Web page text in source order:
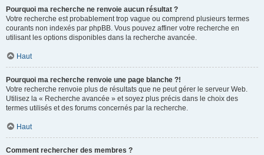
Pourquoi ma recherche ne renvoie aucun résultat ?
Votre recherche est probablement trop vague ou comprend plusieurs termes
courants non indexés par phpBB. Vous pouvez affiner votre recherche en
utilisant les options disponibles dans la recherche avancée.
Haut
Pourquoi ma recherche renvoie une page blanche ?!
Votre recherche renvoie plus de résultats que ne peut gérer le serveur Web.
Utilisez la « Recherche avancée » et soyez plus précis dans le choix des
termes utilisés et des forums concernés par la recherche.
Haut
Comment rechercher des membres ?